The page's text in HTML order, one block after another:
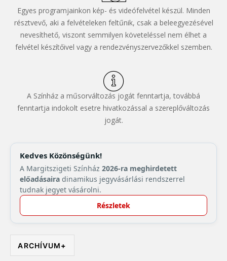
Egyes programjainkon kép- és videófelvétel készül. Minden
résztvevő, aki a felvételeken feltűnik, csak a beleegyezésével
nevesíthető, viszont semmilyen követeléssel nem élhet a
felvétel készítőivel vagy a rendezvényszervezőkkel szemben.
A Színház a műsorváltozás jogát fenntartja, továbbá
fenntartja indokolt esetre hivatkozással a szereplőváltozás
jogát.
Kedves Közönségünk!
A Margitszigeti Színház 2026-ra meghirdetett
előadásaira dinamikus jegyvásárlási rendszerrel
tudnak jegyet vásárolni.
Részletek
ARCHÍVUM+